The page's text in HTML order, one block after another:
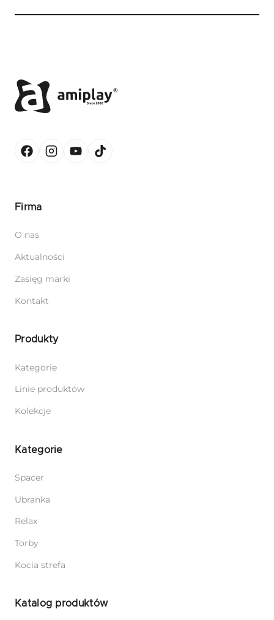
Firma
O nas
Aktualności
Zasięg marki
Kontakt
Produkty
Kategorie
Linie produktów
Kolekcje
Kategorie
Spacer
Ubranka
Relax
Torby
Kocia strefa
Katalog produktów